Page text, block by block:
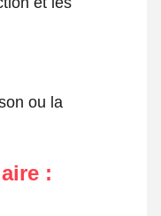
ou la
: